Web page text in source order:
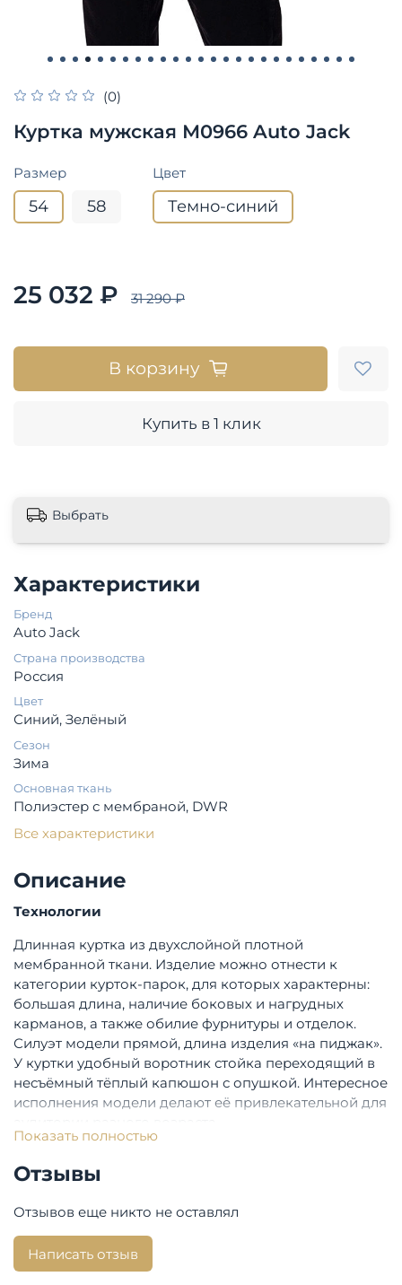
(0)
Куртка мужская М0966 Auto Jack
Размер
54 58
Цвет
Темно-синий
25 032 ₽ 31 290 ₽
В корзину
Купить в 1 клик
Выбрать
Характеристики
Бренд
Auto Jack
Страна производства
Россия
Цвет
Синий, Зелёный
Сезон
Зима
Основная ткань
Полиэстер с мембраной, DWR
Все характеристики
Описание
Технологии
Длинная куртка из двухслойной плотной
мембранной ткани. Изделие можно отнести к
категории курток-парок, для которых характерны:
большая длина, наличие боковых и нагрудных
карманов, а также обилие фурнитуры и отделок.
Силуэт модели прямой, длина изделия «на пиджак».
У куртки удобный воротник стойка переходящий в
несъёмный тёплый капюшон с опушкой. Интересное
исполнения модели делают её привлекательной для
Состав:
Верхняя ткань: 100 % полиэстер, плотная
двухслойная мембранная ткань AJ-TEX
Показать полностью
Отзывы
Отзывов еще никто не оставлял
Написать отзыв